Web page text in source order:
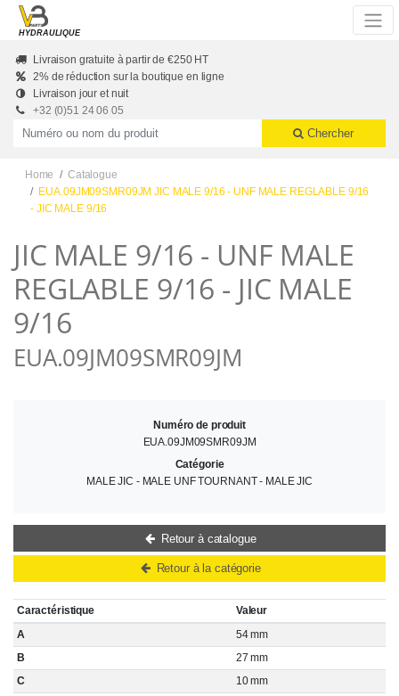
Skip to main content
HYDRAULIQUE
Livraison gratuite à partir de €250 HT
2% de réduction sur la boutique en ligne
Livraison jour et nuit
+32 (0)51 24 06 05
Productnummer of naam
Chercher
Home
Catalogue
EUA.09JM09SMR09JM JIC MALE 9/16 - UNF MALE REGLABLE 9/16
- JIC MALE 9/16
JIC MALE 9/16 - UNF MALE
REGLABLE 9/16 - JIC MALE
9/16
EUA.09JM09SMR09JM
Caractéristique
Valeur
A
54 mm
B
27 mm
C
10 mm
Numéro de produit
EUA.09JM09SMR09JM
Catégorie
MALE JIC - MALE UNF TOURNANT - MALE JIC
Retour à catalogue
Retour à la catégorie